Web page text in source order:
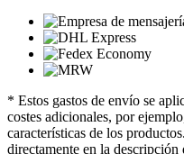
* Estos gastos de envío se
costes adicionales, por
características de los
directamente en la descripción